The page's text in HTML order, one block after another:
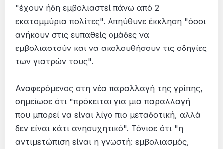
"έχουν ήδη εμβολιαστεί πάνω από 2
εκατομμύρια πολίτες". Απηύθυνε έκκληση "όσοι
ανήκουν στις ευπαθείς ομάδες να
εμβολιαστούν και να ακολουθήσουν τις οδηγίες
των γιατρών τους".
Αναφερόμενος στη νέα παραλλαγή της γρίπης,
σημείωσε ότι "πρόκειται για μια παραλλαγή
που μπορεί να είναι λίγο πιο μεταδοτική, αλλά
δεν είναι κάτι ανησυχητικό". Τόνισε ότι "η
αντιμετώπιση είναι η γνωστή: εμβολιασμός,